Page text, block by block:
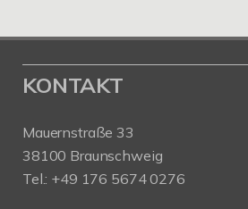
KONTAKT
Mauernstraße 33
38100 Braunschweig
Tel.: +49 176 5674 0276